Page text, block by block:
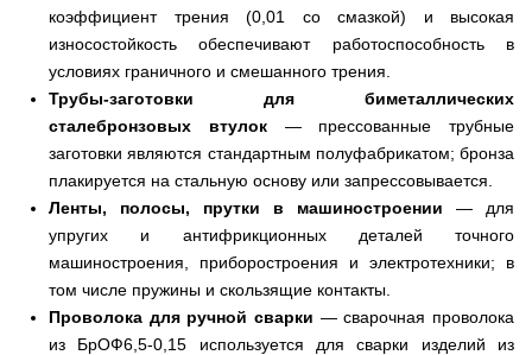
коэффициент трения (0,01 со смазкой) и высокая
износостойкость обеспечивают работоспособность в
условиях граничного и смешанного трения.
Трубы-заготовки для биметаллических
сталебронзовых втулок— прессованные трубные
заготовки являются стандартным полуфабрикатом; бронза
плакируется на стальную основу или запрессовывается.
Ленты, полосы, прутки в машиностроении — для
упругих и антифрикционных деталей точного
машиностроения, приборостроения и электротехники; в
том числе пружины и скользящие контакты.
Проволока для ручной сварки — сварочная проволока
из БрОФ6,5-0,15 используется для сварки изделий из